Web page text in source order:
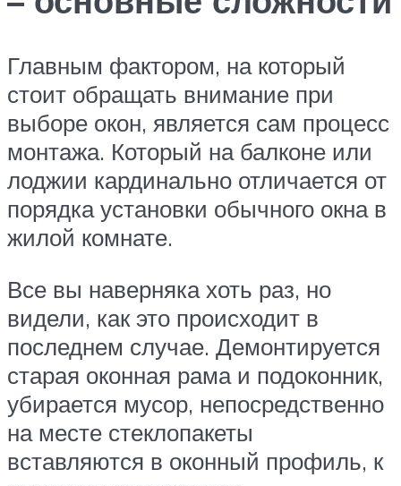
Главным фактором, на который
стоит обращать внимание при
выборе окон, является сам процесс
монтажа. Который на балконе или
лоджии кардинально отличается от
порядка установки обычного окна в
жилой комнате.
Все вы наверняка хоть раз, но
видели, как это происходит в
последнем случае. Демонтируется
старая оконная рама и подоконник,
убирается мусор, непосредственно
на месте стеклопакеты
вставляются в оконный профиль, к